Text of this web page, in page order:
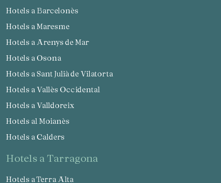
Hotels a Barcelonès
Hotels a Maresme
Hotels a Arenys de Mar
Hotels a Osona
Hotels a Sant Julià de Vilatorta
Hotels a Vallès Occidental
Hotels a Valldoreix
Hotels al Moianès
Hotels a Calders
hotels a Tarragona
Hotels a Terra Alta